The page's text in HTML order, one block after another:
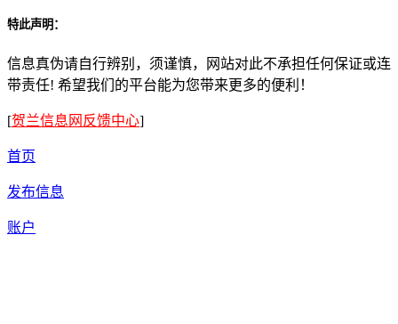
特此声明：
信息真伪请自行辨别，须谨慎，网站对此不承担任何保证或连
带责任! 希望我们的平台能为您带来更多的便利！
[贺兰信息网反馈中心]
首页
发布信息
账户